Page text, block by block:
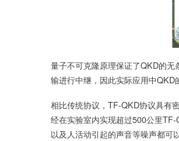
量子不可克隆原理保证了QKD的
输进行中继，因此实际应用中QKD
相比传统协议，TF-QKD协议具有
经在实验室内实现超过500公里
以及人活动引起的声音等噪声都可